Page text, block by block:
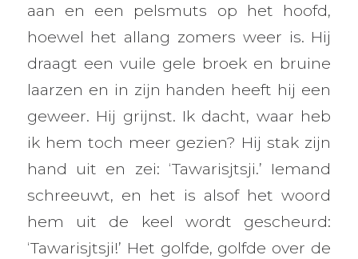
aan en een pelsmuts op het hoofd,
hoewel het allang zomers weer is. Hij
draagt een vuile gele broek en bruine
laarzen en in zijn handen heeft hij een
geweer. Hij grijnst. Ik dacht, waar heb
ik hem toch meer gezien? Hij stak zijn
hand uit en zei: ‘Tawarisjtsji.’ Iemand
schreeuwt, en het is alsof het woord
hem uit de keel wordt gescheurd:
‘Tawarisjtsji!’ Het golfde, golfde over de